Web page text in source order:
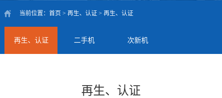
当前位置： 首页 > 再生、认证 > 再生、认证
再生、认证 二手机 次新机
再生、认证